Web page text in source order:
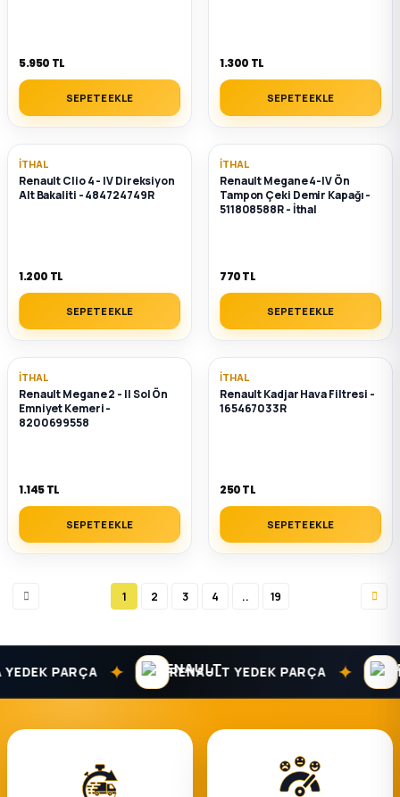
5.950 TL
SEPETE EKLE
1.300 TL
SEPETE EKLE
İTHAL
Renault Clio 4 - IV Direksiyon
Alt Bakaliti - 484724749R
1.200 TL
SEPETE EKLE
İTHAL
Renault Megane 4-IV Ön
Tampon Çeki Demir Kapağı -
511808588R - İthal
770 TL
SEPETE EKLE
İTHAL
Renault Megane 2 - II Sol Ön
Emniyet Kemeri -
8200699558
1.145 TL
SEPETE EKLE
İTHAL
Renault Kadjar Hava Filtresi -
165467033R
250 TL
SEPETE EKLE
1 2 3 4 .. 19
PARÇA ✦ RENAULT YEDEK PARÇA ✦